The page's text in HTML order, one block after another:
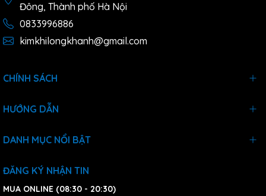
Đông, Thành phố Hà Nội
0833996886
kimkhilongkhanh@gmail.com
CHÍNH SÁCH
HƯỚNG DẪN
DANH MỤC NỔI BẬT
ĐĂNG KÝ NHẬN TIN
MUA ONLINE (08:30 - 20:30)